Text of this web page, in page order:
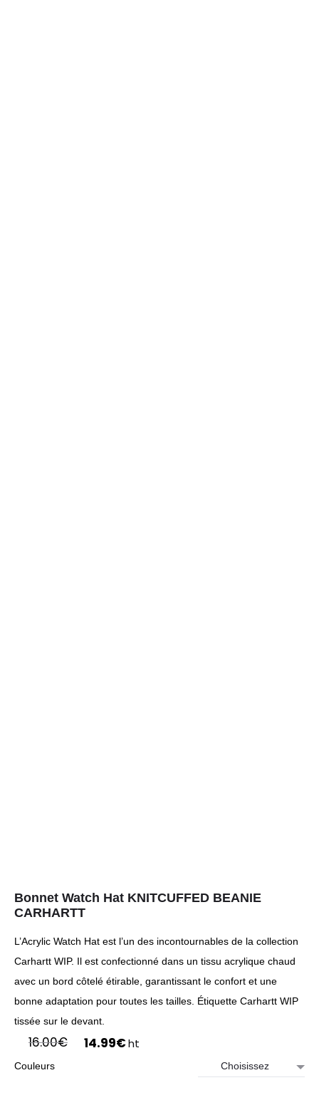
Bonnet Watch Hat KNITCUFFED BEANIE
CARHARTT
L’Acrylic Watch Hat est l’un des incontournables de la collection
Carhartt WIP. Il est confectionné dans un tissu acrylique chaud
avec un bord côtelé étirable, garantissant le confort et une
bonne adaptation pour toutes les tailles. Étiquette Carhartt WIP
tissée sur le devant.
16.00€ 14.99€ Le
ht
Couleurs